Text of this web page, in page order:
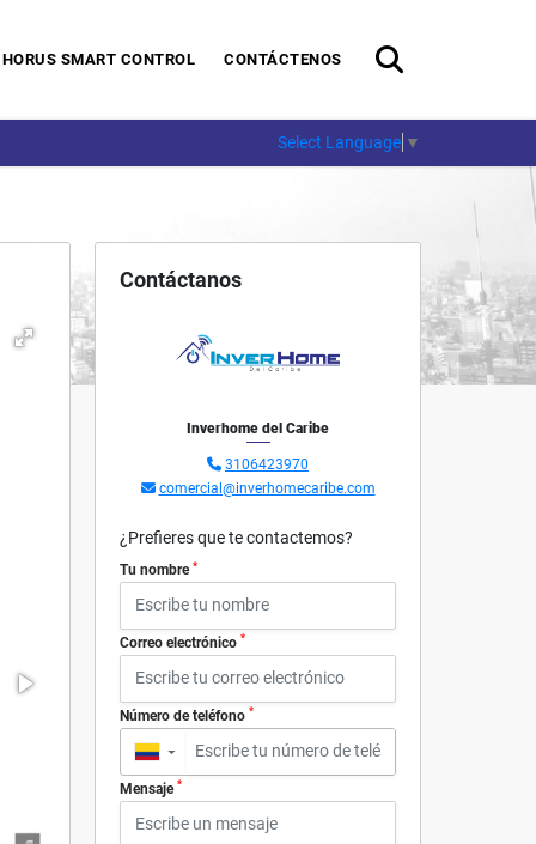
HORUS SMART CONTROL CONTÁCTENOS
Select Language ▼
Contáctanos
Inverhome del Caribe
3106423970
comercial@inverhomecaribe.com
¿Prefieres que te contactemos?
Tu nombre *
Correo electrónico *
Número de teléfono *
▼
Mensaje *